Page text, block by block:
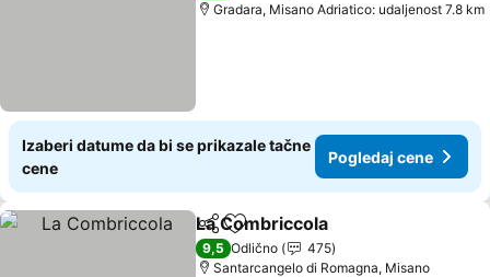
Gradara, Misano Adriatico: udaljenost 7.8 km
Izaberi datume da bi se prikazale tačne
cene
Pogledaj cene
Deli Dodati u favorite
La Combriccola
9,5 Odlično
475
Santarcangelo di Romagna, Misano